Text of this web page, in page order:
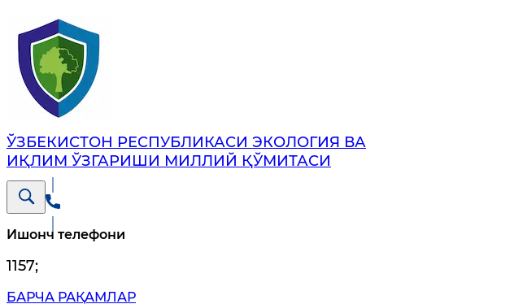
ЎЗБЕКИСТОН РЕСПУБЛИКАСИ ЭКОЛОГИЯ ВА
ИҚЛИМ ЎЗГАРИШИ МИЛЛИЙ ҚЎМИТАСИ
Ишонч телефони
1157;
БАРЧА РАҚАМЛАР